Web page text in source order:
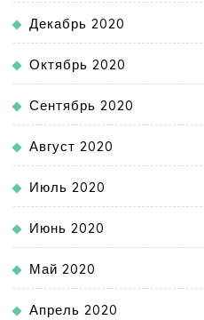
Декабрь 2020
Октябрь 2020
Сентябрь 2020
Август 2020
Июль 2020
Июнь 2020
Май 2020
Апрель 2020